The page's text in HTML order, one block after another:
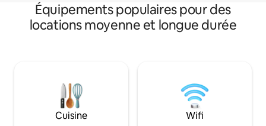
Équipements populaires pour des
locations moyenne et longue durée
Cuisine Wifi